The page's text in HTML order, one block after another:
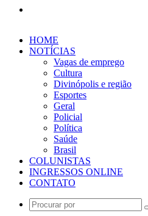
HOME
NOTÍCIAS
Vagas de emprego
Cultura
Divinópolis e região
Esportes
Geral
Policial
Política
Saúde
Brasil
COLUNISTAS
INGRESSOS ONLINE
CONTATO